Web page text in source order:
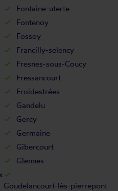
Fontaine-uterte
Fontenoy
Fossoy
Francilly-selency
Fresnes-sous-Coucy
Fressancourt
Froidestrées
Gandelu
Gercy
Germaine
Gibercourt
Glennes
Goudelancourt-lès-pierrepont